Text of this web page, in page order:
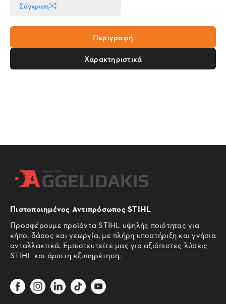
Σύγκριση
Περιγραφή
Χαρακτηριστικά
Πιστοποιημένος Αντιπρόσωπος STIHL
Προσφέρουμε προϊόντα STIHL υψηλής ποιότητας για
κήπο, δάσος και γεωργία, με πλήρη υποστήριξη και γνήσια
ανταλλακτικά. Εμπιστευτείτε μας για αξιόπιστες λύσεις
STIHL και άριστη εξυπηρέτηση.